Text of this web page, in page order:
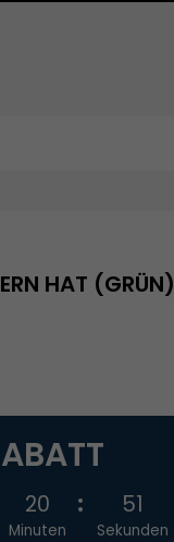
HAT (GRÜN)
20
Minuten
50
Sekunden